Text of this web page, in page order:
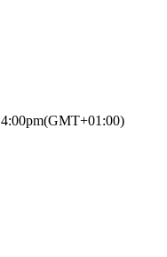
4:00pm(GMT+01:00)